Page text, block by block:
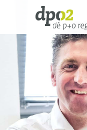
content